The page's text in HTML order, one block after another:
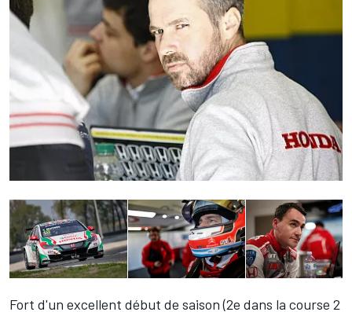
Fort d'un excellent début de saison (2e dans la course 2